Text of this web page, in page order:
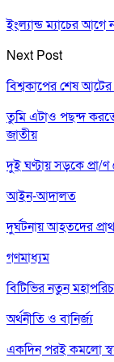
ইংল্যান্ড ম্যাচের
Next Post
বিশ্বকাপের শেষ
তুমি এটাও পছন্দ
জাতীয়
দুই ঘণ্টায় সড়কে
আইন-আদালত
দুর্ঘটনায় আহতদের
গণমাধ্যম
বিটিভির নতুন
অর্থনীতি ও বানির্জ্য
একদিন পরই কমলো